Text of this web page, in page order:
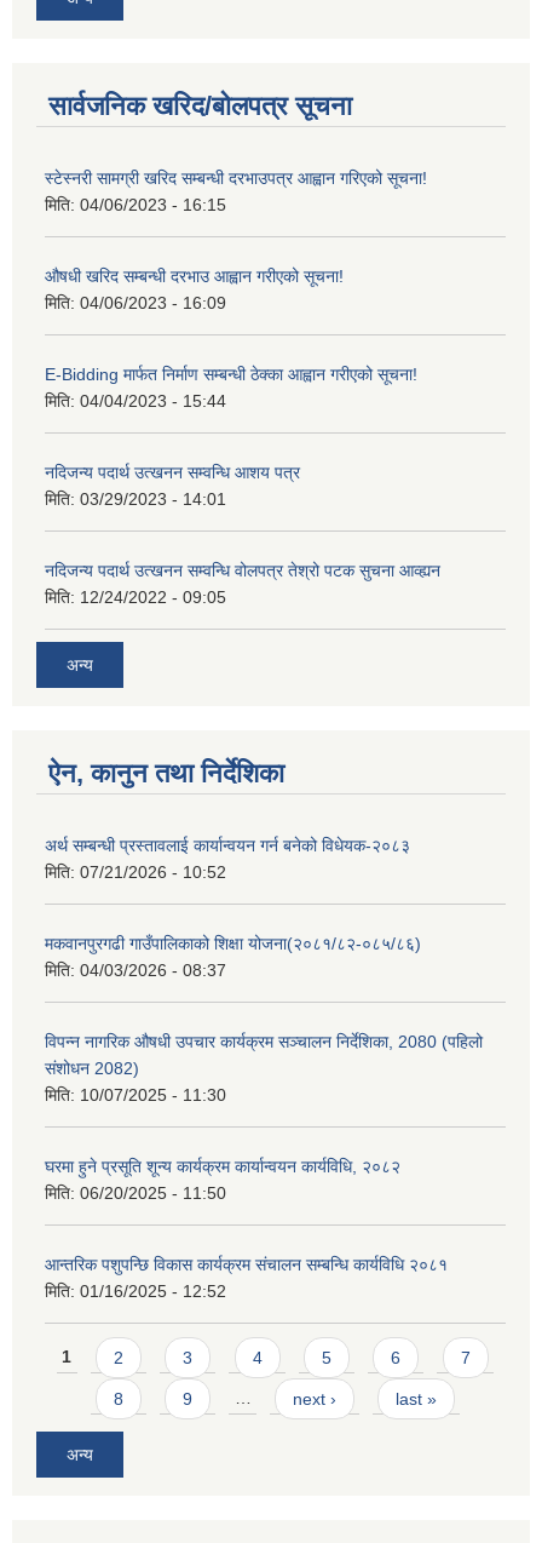
सार्वजनिक खरिद/बोलपत्र सूचना
स्टेस्नरी सामग्री खरिद सम्बन्धी दरभाउपत्र आह्वान गरिएको सूचना!
मिति: 04/06/2023 - 16:15
औषधी खरिद सम्बन्धी दरभाउ आह्वान गरीएको सूचना!
मिति: 04/06/2023 - 16:09
E-Bidding मार्फत निर्माण सम्बन्धी ठेक्का आह्वान गरीएको सूचना!
मिति: 04/04/2023 - 15:44
नदिजन्य पदार्थ उत्खनन सम्वन्धि आशय पत्र
मिति: 03/29/2023 - 14:01
नदिजन्य पदार्थ उत्खनन सम्वन्धि वोलपत्र तेश्रो पटक सुचना आव्ह्यन
मिति: 12/24/2022 - 09:05
अन्य
ऐन, कानुन तथा निर्देशिका
अर्थ सम्बन्धी प्रस्तावलाई कार्यान्वयन गर्न बनेको विधेयक-२०८३
मिति: 07/21/2026 - 10:52
मकवानपुरगढी गाउँपालिकाको शिक्षा योजना(२०८१/८२-०८५/८६)
मिति: 04/03/2026 - 08:37
विपन्न नागरिक औषधी उपचार कार्यक्रम सञ्चालन निर्देशिका, 2080 (पहिलो
संशोधन 2082)
मिति: 10/07/2025 - 11:30
घरमा हुने प्रसूति शून्य कार्यक्रम कार्यान्वयन कार्यविधि, २०८२
मिति: 06/20/2025 - 11:50
आन्तरिक पशुपन्छि विकास कार्यक्रम संचालन सम्बन्धि कार्यविधि २०८१
मिति: 01/16/2025 - 12:52
Pages
1 2 3 4 5 6 7
8 9 … next › last »
अन्य